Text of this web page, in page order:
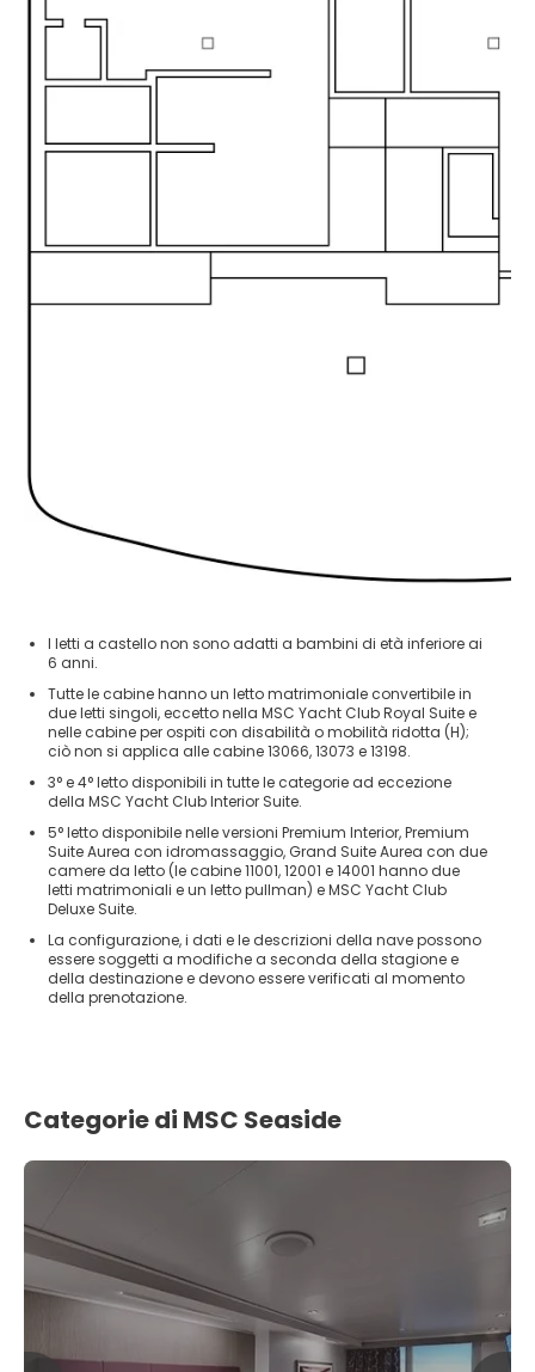
I letti a castello non sono adatti a bambini di età inferiore ai
6 anni.
Tutte le cabine hanno un letto matrimoniale convertibile in
due letti singoli, eccetto nella MSC Yacht Club Royal Suite e
nelle cabine per ospiti con disabilità o mobilità ridotta (H);
ciò non si applica alle cabine 13066, 13073 e 13198.
3° e 4° letto disponibili in tutte le categorie ad eccezione
della MSC Yacht Club Interior Suite.
5° letto disponibile nelle versioni Premium Interior, Premium
Suite Aurea con idromassaggio, Grand Suite Aurea con due
camere da letto (le cabine 11001, 12001 e 14001 hanno due
letti matrimoniali e un letto pullman) e MSC Yacht Club
Deluxe Suite.
La configurazione, i dati e le descrizioni della nave possono
essere soggetti a modifiche a seconda della stagione e
della destinazione e devono essere verificati al momento
della prenotazione.
Categorie di MSC Seaside